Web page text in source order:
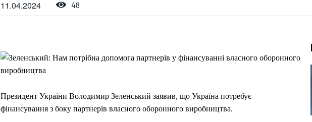
11.04.2024 48
Президент України Володимир Зеленський заявив, що Україна потребує
фінансування з боку партнерів власного оборонного виробництва.